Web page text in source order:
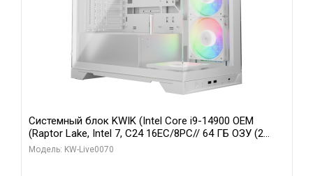
Системный блок KWIK (Intel Core i9-14900 OEM
(Raptor Lake, Intel 7, C24 16EC/8PC// 64 ГБ ОЗУ (2
модуля)/ Gigabyte RTX5080 XTREME WATERFORCE
Модель: KW-Live0070